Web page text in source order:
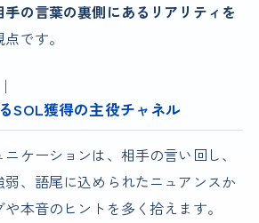
手の言葉の裏側にあるリアリティを
です。
SOL獲得の主役チャネル
ケーションは、相手の言い回し、
弱、語尾に込められたニュアンスか
本音のヒントを多く拾えます。